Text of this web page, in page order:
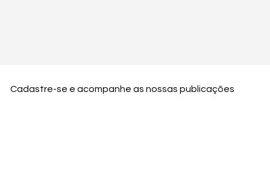
Cadastre-se e acompanhe as nossas publicações